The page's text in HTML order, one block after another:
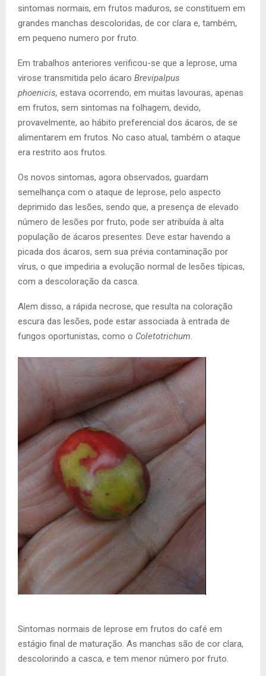
sintomas normais, em frutos maduros, se constituem em
grandes manchas descoloridas, de cor clara e, também,
em pequeno numero por fruto.
Em trabalhos anteriores verificou-se que a leprose, uma
virose transmitida pelo ácaro Brevipalpus
phoenicis, estava ocorrendo, em muitas lavouras, apenas
em frutos, sem sintomas na folhagem, devido,
provavelmente, ao hábito preferencial dos ácaros, de se
alimentarem em frutos. No caso atual, também o ataque
era restrito aos frutos.
Os novos sintomas, agora observados, guardam
semelhança com o ataque de leprose, pelo aspecto
deprimido das lesões, sendo que, a presença de elevado
número de lesões por fruto, pode ser atribuída à alta
população de ácaros presentes. Deve estar havendo a
picada dos ácaros, sem sua prévia contaminação por
vírus, o que impediria a evolução normal de lesões típicas,
com a descoloração da casca.
Alem disso, a rápida necrose, que resulta na coloração
escura das lesões, pode estar associada à entrada de
fungos oportunistas, como o Coletotrichum.
Sintomas normais de leprose em frutos do café em
estágio final de maturação. As manchas são de cor clara,
descolorindo a casca, e tem menor número por fruto.